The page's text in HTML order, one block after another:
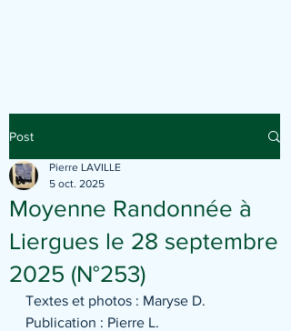
Post
Moyenne Randonnée à
Liergues le 28 septembre
2025 (N°253)
Pierre LAVILLE
5 oct. 2025
Textes et photos : Maryse D.
Publication : Pierre L.